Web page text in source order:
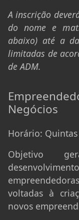
A inscrição
do nome e
abaixo) até a
limitadas de
de ADM.
Negócios
Horário:
Objetivo
voltadas à
novos